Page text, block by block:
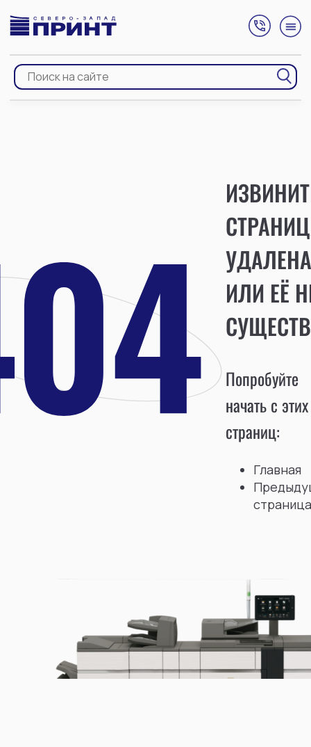
УДАЛЕНА
ИЛИ ЕЁ
Попробуйте
начать с этих
страниц:
Главная
страница